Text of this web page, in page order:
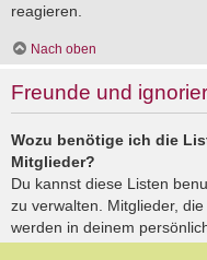
reagieren.
Nach oben
Freunde und
Wozu benötige ich die
Mitglieder?
Du kannst diese Listen
zu verwalten. Mitglieder,
werden in deinem
aufgelistet. Du siehst dort